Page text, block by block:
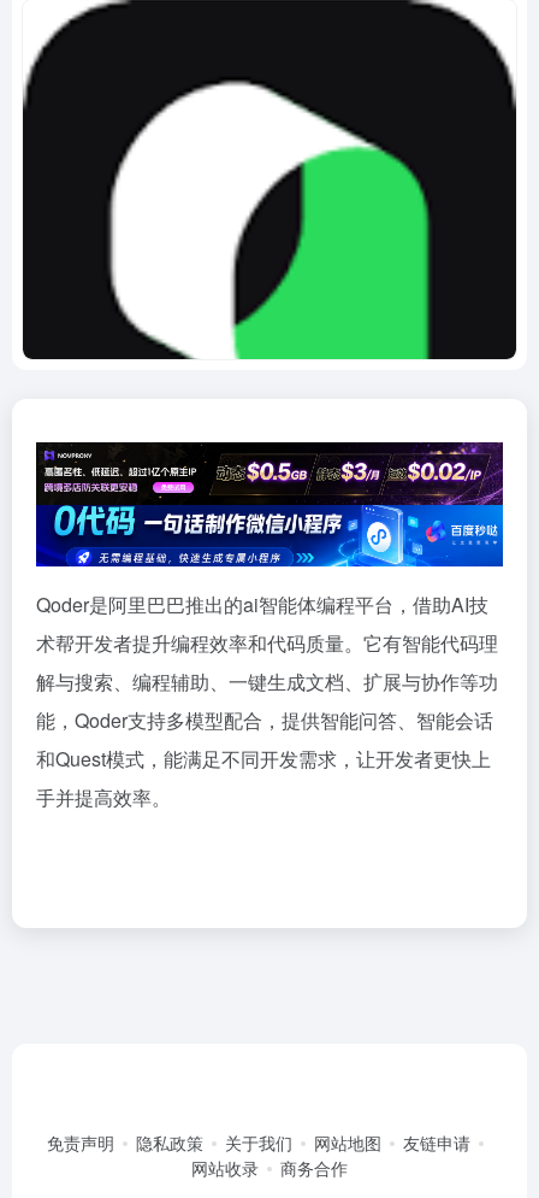
Qoder是阿里巴巴推出的ai智能体编程平台，借助AI技
术帮开发者提升编程效率和代码质量。它有智能代码理
解与搜索、编程辅助、一键生成文档、扩展与协作等功
能，Qoder支持多模型配合，提供智能问答、智能会话
和Quest模式，能满足不同开发需求，让开发者更快上
手并提高效率。
免责声明 隐私政策 关于我们 网站地图
友链申请
网站收录
商务合作